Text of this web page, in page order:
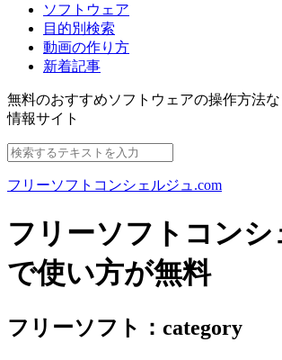
ソフトウェア
目的別検索
動画の作り方
新着記事
無料のおすすめソフトウェアの操作方法な
情報サイト
フリーソフトコンシェルジュ.com
フリーソフトコンシ
で使い方が無料
フリーソフト：category